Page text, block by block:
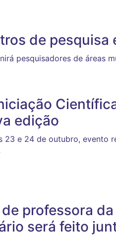
de pesquisa
pesquisadores de áreas
edição
23 e 24 de outubro, evento
professora
será feito